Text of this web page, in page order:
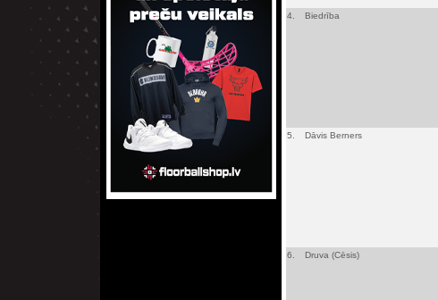
4. Biedrība
5. Dāvis Berners
6. Druva (Cēsis)